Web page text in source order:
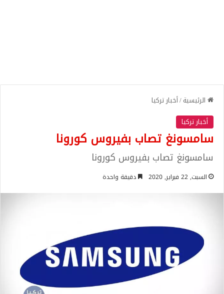
الرئيسية/أخبار تركيا
أخبار تركيا
سامسونغ تصاب بفيروس كورونا
سامسونغ تصاب بفيروس كورونا
السبت, 22 فبراير, 2020 دقيقة واحدة